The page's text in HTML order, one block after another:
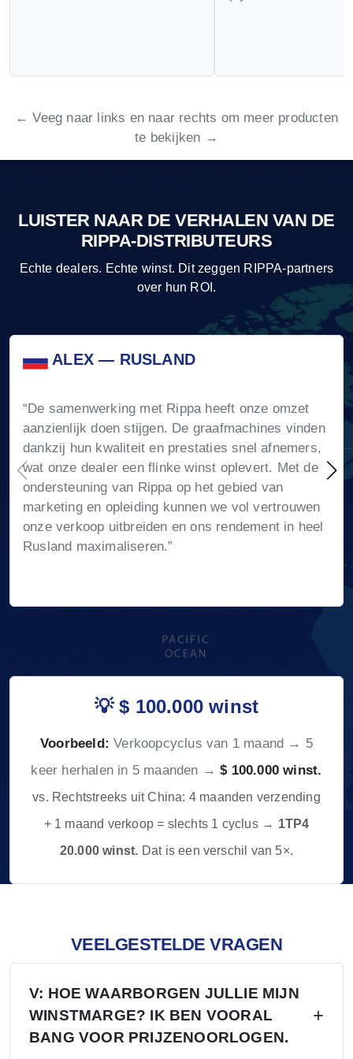
← Veeg naar links en naar rechts om meer producten
te bekijken →
LUISTER NAAR DE VERHALEN VAN DE
RIPPA-DISTRIBUTEURS
Echte dealers. Echte winst. Dit zeggen RIPPA-partners
over hun ROI.
ALEX — RUSLAND
“De samenwerking met Rippa heeft onze omzet
aanzienlijk doen stijgen. De graafmachines vinden
dankzij hun kwaliteit en prestaties snel afnemers,
wat onze dealer een flinke winst oplevert. Met de
ondersteuning van Rippa op het gebied van
marketing en opleiding kunnen we vol vertrouwen
onze verkoop uitbreiden en ons rendement in heel
Rusland maximaliseren.”
💡 $ 100.000 winst
Voorbeeld: Verkoopcyclus van 1 maand → 5
keer herhalen in 5 maanden →$ 100.000 winst.
vs. Rechtstreeks uit China: 4 maanden verzending
+ 1 maand verkoop = slechts 1 cyclus → 1TP4
20.000 winst. Dat is een verschil van 5×.
VEELGESTELDE VRAGEN
V: HOE WAARBORGEN JULLIE MIJN
WINSTMARGE? IK BEN VOORAL
BANG VOOR PRIJZENOORLOGEN.